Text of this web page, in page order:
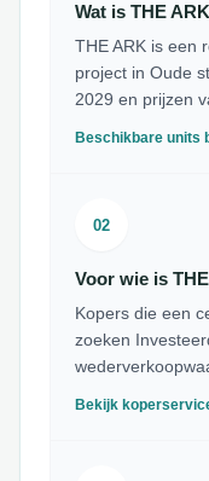
Wat is THE
THE ARK is een
project in Oude
2029 en prijzen
Beschikbare units
02
Voor wie is
Kopers die een
zoeken
Bekijk